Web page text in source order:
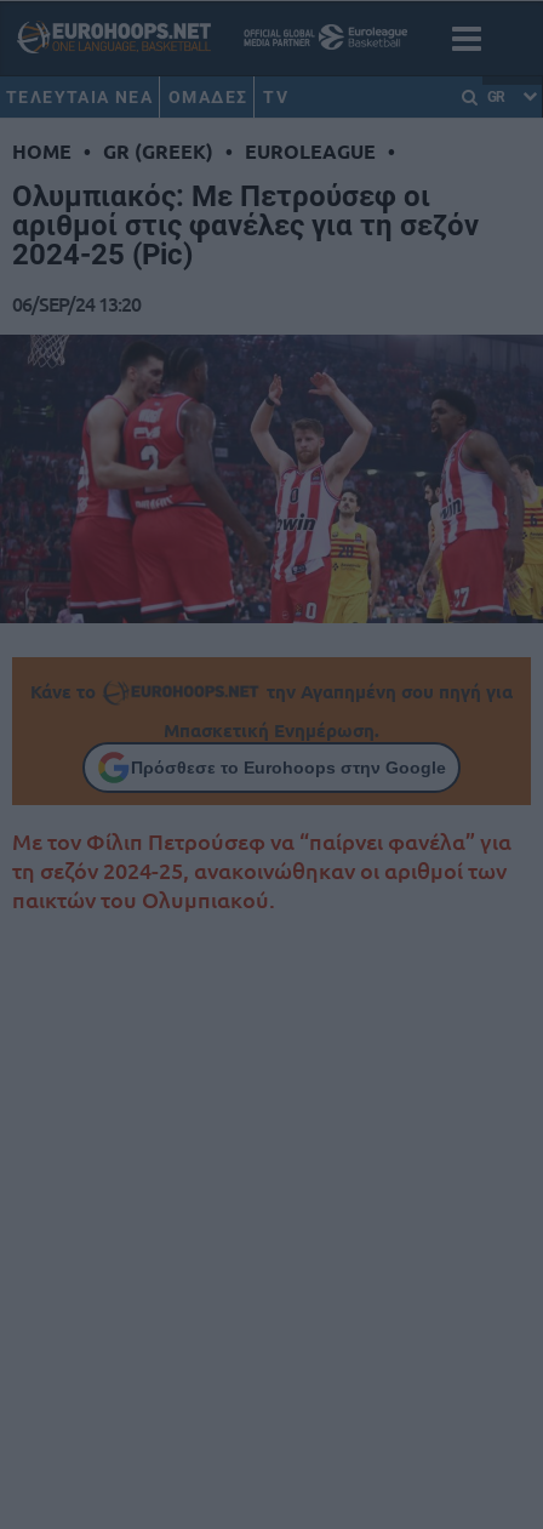
ΤΕΛΕΥΤΑΙΑ ΝΕΑ ΟΜΑΔΕΣ TV GR
HOME • GR (GREEK) • EUROLEAGUE •
Ολυμπιακός: Με Πετρούσεφ οι
αριθμοί στις φανέλες για τη σεζόν
2024-25 (Pic)
06/SEP/24 13:20
Κάνε το
την Αγαπημένη σου πηγή για
Μπασκετική Ενημέρωση.
Πρόσθεσε το Eurohoops στην Google
Με τον Φίλιπ Πετρούσεφ να “παίρνει φανέλα” για
τη σεζόν 2024-25, ανακοινώθηκαν οι αριθμοί των
παικτών του Ολυμπιακού.